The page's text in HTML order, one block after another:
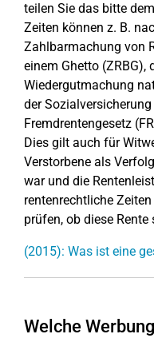
teilen Sie das bitte
Zeiten können z. B.
Zahlbarmachung von
einem Ghetto (ZRBG),
Wiedergutmachung
der
Fremdrentengesetz
Dies gilt auch für
Verstorbene als
war und die
rentenrechtliche
prüfen, ob diese Rente
(2015): Was ist eine
Welche